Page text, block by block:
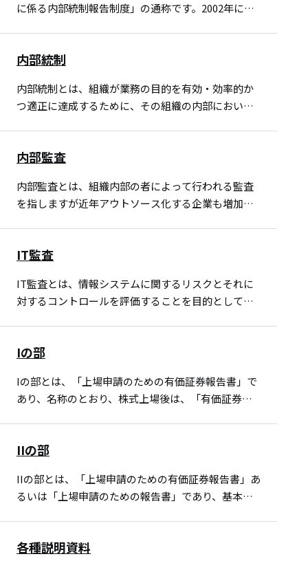
に係る内部統制報告制度」の通称です。2002年に制
内部統制
内部統制とは、組織が業務の目的を有効・効率的か
つ適正に達成するために、その組織の内部において
告制度をJ-S…
内部監査
内部監査とは、組織内部の者によって行われる監査
を指しますが近年アウトソース化する企業も増加し
在しませんが、…
IT監査
IT監査とは、情報システムに関するリスクとそれに
対するコントロールを評価することを目的としてお
Iの部
Iの部とは、「上場申請のための有価証券報告書」で
あり、名称のとおり、株式上場後は、「有価証券報
書」のベースと…
IIの部
IIの部とは、「上場申請のための有価証券報告書」あ
るいは「上場申請のための報告書」であり、基本的
が、別途、…
各種説明資料